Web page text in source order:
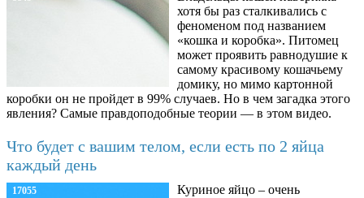
хотя бы раз сталкивались с
феноменом под названием
«кошка и коробка». Питомец
может проявить равнодушие к
самому красивому кошачьему
домику, но мимо картонной
коробки он не пройдет в 99% случаев. Но в чем загадка этого
явления? Самые правдоподобные теории — в этом видео.
Что будет с вашим телом, если есть по 2 яйца
каждый день
17055
Куриное яйцо – очень